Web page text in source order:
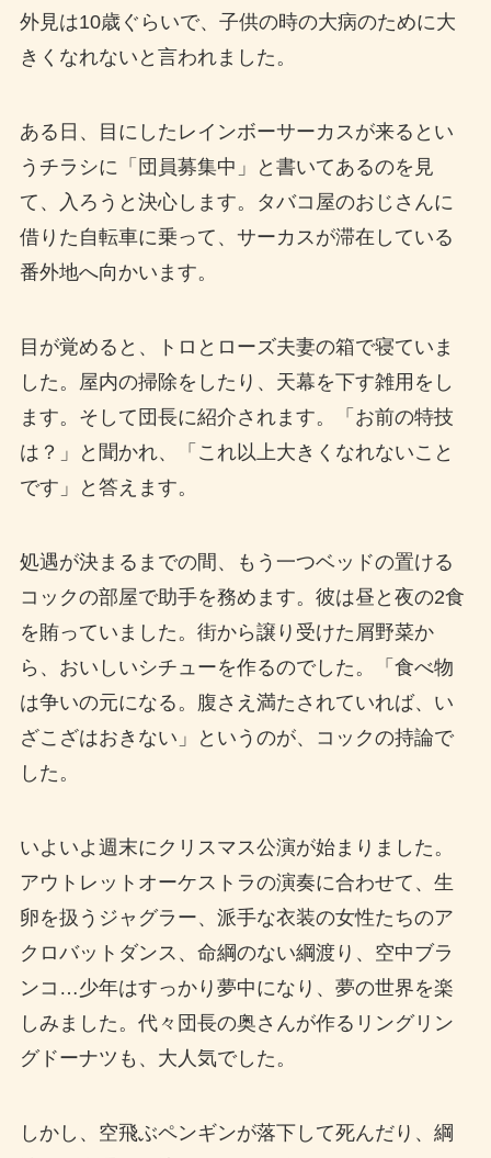
外見は10歳ぐらいで、子供の時の大病のために大
きくなれないと言われました。
ある日、目にしたレインボーサーカスが来るとい
うチラシに「団員募集中」と書いてあるのを見
て、入ろうと決心します。タバコ屋のおじさんに
借りた自転車に乗って、サーカスが滞在している
番外地へ向かいます。
目が覚めると、トロとローズ夫妻の箱で寝ていま
した。屋内の掃除をしたり、天幕を下す雑用をし
ます。そして団長に紹介されます。「お前の特技
は？」と聞かれ、「これ以上大きくなれないこと
です」と答えます。
処遇が決まるまでの間、もう一つベッドの置ける
コックの部屋で助手を務めます。彼は昼と夜の2食
を賄っていました。街から譲り受けた屑野菜か
ら、おいしいシチューを作るのでした。「食べ物
は争いの元になる。腹さえ満たされていれば、い
ざこざはおきない」というのが、コックの持論で
した。
いよいよ週末にクリスマス公演が始まりました。
アウトレットオーケストラの演奏に合わせて、生
卵を扱うジャグラー、派手な衣装の女性たちのア
クロバットダンス、命綱のない綱渡り、空中ブラ
ンコ…少年はすっかり夢中になり、夢の世界を楽
しみました。代々団長の奥さんが作るリングリン
グドーナツも、大人気でした。
しかし、空飛ぶペンギンが落下して死んだり、綱